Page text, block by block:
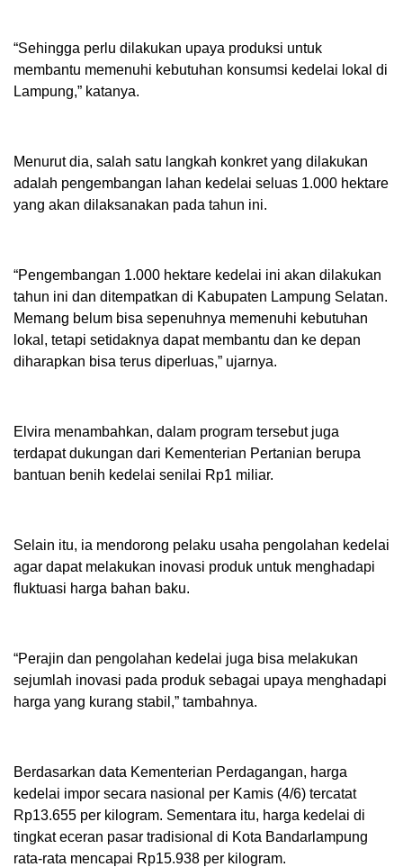
“Sehingga perlu dilakukan upaya produksi untuk
membantu memenuhi kebutuhan konsumsi kedelai lokal di
Lampung,” katanya.
Menurut dia, salah satu langkah konkret yang dilakukan
adalah pengembangan lahan kedelai seluas 1.000 hektare
yang akan dilaksanakan pada tahun ini.
“Pengembangan 1.000 hektare kedelai ini akan dilakukan
tahun ini dan ditempatkan di Kabupaten Lampung Selatan.
Memang belum bisa sepenuhnya memenuhi kebutuhan
lokal, tetapi setidaknya dapat membantu dan ke depan
diharapkan bisa terus diperluas,” ujarnya.
Elvira menambahkan, dalam program tersebut juga
terdapat dukungan dari Kementerian Pertanian berupa
bantuan benih kedelai senilai Rp1 miliar.
Selain itu, ia mendorong pelaku usaha pengolahan kedelai
agar dapat melakukan inovasi produk untuk menghadapi
fluktuasi harga bahan baku.
“Perajin dan pengolahan kedelai juga bisa melakukan
sejumlah inovasi pada produk sebagai upaya menghadapi
harga yang kurang stabil,” tambahnya.
Berdasarkan data Kementerian Perdagangan, harga
kedelai impor secara nasional per Kamis (4/6) tercatat
Rp13.655 per kilogram. Sementara itu, harga kedelai di
tingkat eceran pasar tradisional di Kota Bandarlampung
rata-rata mencapai Rp15.938 per kilogram.